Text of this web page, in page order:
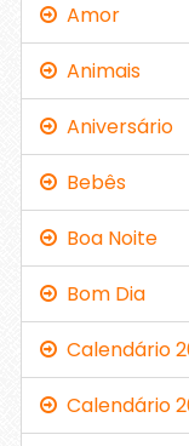
Amor
Animais
Aniversário
Bebês
Boa Noite
Bom Dia
Calendário
Calendário